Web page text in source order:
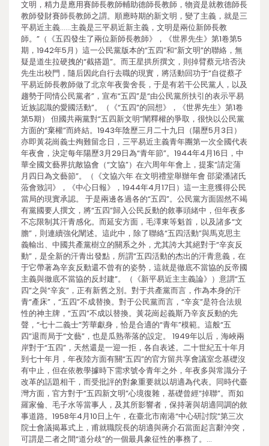
文明，精力是應用賽師長教師輔助德師長教師，物資是就教德師長
教師發財賽師長教師之謂。順應時期的新文明，變了主義，就是三
平易近主義……主義是三平易近新主義，文明是兩位新師長教
師。”（《五四發生了兩位新師長教師》，《世界先生》第1卷第5
期，1942年5月）這一公民黨版本的“五四”和“新文明”的聯絡，無
疑是道生拉硬拽的“截搭題”。而王星拱所撰文，則掉臂蔡元培否決
先生出校門，隨后因此自行去職的現實，將活動回功于“自從蔡孑
平易近師長教師做了北京年夜黌舍長，于是有若干公民黨人，以及
趨勢于同情公民黨者”，宣布“五四”是“由公民黨所扶引的表示平易
近族認識的愛國活動”。（《“五四”的回想》，《世界先生》第1卷
第5期） 但國共兩黨對“五四新文明”闡釋權的爭取，很快以公民黨
方面的“棄權”而終結。1943年陰歷三月二十九日（陽歷5月3日）
亦即黃花崗義士殉難留念日，三平易近主義青年團第一次全國代表
年夜會，決定每年陽歷3月29日為“青年節”。1944年4月16日，中
華全國文藝界抗敵協會（“文協”）在六周年年會上，提案“請定蒲
月四日為文藝節”。（《文協六年 在文明禮堂舉辦年會 邵梁潘諸氏
蒞會致詞》，《中心日報》，1944年4月17日）這一主意獲得公民
當局的現實承認。 于是兩邊各過各的“五四”。公民黨方面固然不竭
有黨國要人撰文，將“五四”歸入公民反動的敘事頭緒中，但年夜多
不忘限制其汗青感化。而延安方面，毛澤東等魁首，以及諸多“文
膽”，則連續強化闡述。這此中，除了聯絡“五四活動”與馬克思主
義輸出、中國共產黨樹立的關系之外，尤其誇大其絕對于“辛亥反
動”，是全新的汗青出發點，所謂“五四活動的杰出的汗青意義，在
于它帶著為辛亥反動還不曾有的姿勢，這就是徹底不當協的反帝國
主義與徹底不當協的反封建”。（《新平易近主主義論》）意謂“五
四”之與“辛亥”，正有新舊之別。對于共產黨而言，作為本身的汗
青“產床”，“五四”不成替換。對于公民黨而言，“辛亥”是符合法規
性的神主牌，“五四”不成以替換。黃花崗起義斯乃辛亥反動的先
聲，“七十二義士”芳華獻身，恰是合適的“青年”模範。這般“五
四”退而局于“文藝”，也是瓜熟蒂落的設定。 1949年以后，海峽兩
岸對于“五四”，天然還是一迎一拒，各自表述。二十世紀五十年月
到七十年月，年夜陸方面有關“五四”的官方留共享會議室念基礎沒
有中止，但在依教學據時下需求號令青年之外，年夜多與常識分子
改革的話題相干，而受批評的對象重要就以胡適為代表。同時代臺
灣方面，官方對于“五四新文明”心境復雜，基礎曾經“掉聯”。而如
羅家倫、毛子水等當事人，及其所影響者，保持著與胡適同調的敘
事道路。1958年4月10日上午，在臺北市南港“中心研討院”第三次
院士會議揭幕式上，甫就職院長的胡適與蔣介石當面起言辭沖突，
可謂是二者之間“道分歧”的一個最具象征性的事務了。…